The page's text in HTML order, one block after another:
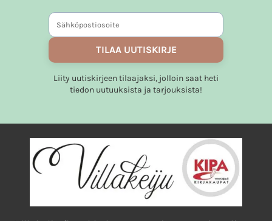
valinnat
tuotteen
sivulla.
TILAA UUTISKIRJE
Liity uutiskirjeen tilaajaksi, jolloin saat heti
tiedon uutuuksista ja tarjouksista!